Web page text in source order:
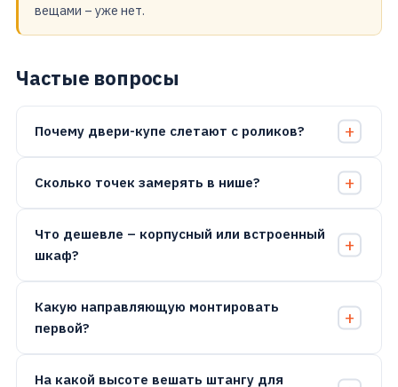
вещами – уже нет.
Частые вопросы
Почему двери-купе слетают с роликов?
Сколько точек замерять в нише?
Что дешевле – корпусный или встроенный
шкаф?
Какую направляющую монтировать
первой?
На какой высоте вешать штангу для